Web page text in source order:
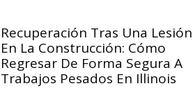
Recuperación Tras Una Lesión
En La Construcción: Cómo
Regresar De Forma Segura A
Trabajos Pesados En Illinois